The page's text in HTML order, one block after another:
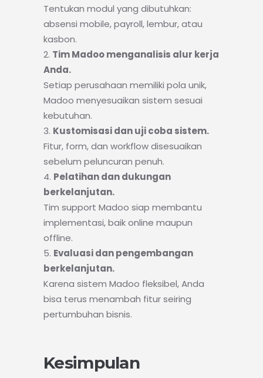
Tentukan modul yang dibutuhkan:
absensi mobile, payroll, lembur, atau
kasbon.
Tim Madoo menganalisis alur kerja
Anda.
Setiap perusahaan memiliki pola unik,
Madoo menyesuaikan sistem sesuai
kebutuhan.
Kustomisasi dan uji coba sistem.
Fitur, form, dan workflow disesuaikan
sebelum peluncuran penuh.
Pelatihan dan dukungan
berkelanjutan.
Tim support Madoo siap membantu
implementasi, baik online maupun
offline.
Evaluasi dan pengembangan
berkelanjutan.
Karena sistem Madoo fleksibel, Anda
bisa terus menambah fitur seiring
pertumbuhan bisnis.
Kesimpulan